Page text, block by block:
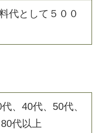
代として５００
、40代、50代、
代以上